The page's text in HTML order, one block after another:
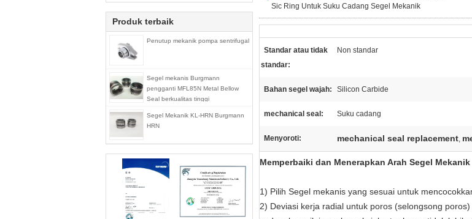
Produk terbaik
Penutup mekanik pompa sentrifugal
Segel mekanis Burgmann
pengganti MFL85N Metal Bellow
Seal berkualitas tinggi
Segel Mekanik KL-HRN Burgmann
HRN
Sic Ring Untuk Suku Cadang Segel Mekanik
Standar atau tidak
standar:
Non standar
Bahan segel wajah: Silicon Carbide
mechanical seal: Suku cadang
Menyoroti: mechanical seal replacement,
Memperbaiki dan Menerapkan Arah Segel Mekanik
1) Pilih Segel mekanis yang sesuai untuk
2) Deviasi kerja radial untuk poros (selongsong